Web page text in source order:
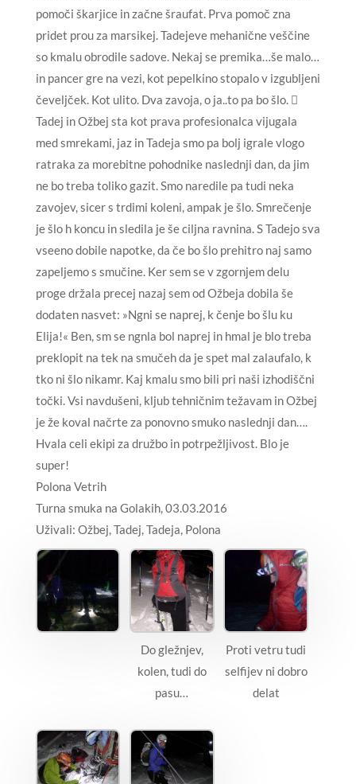
pomoči škarjice in začne šraufat. Prva pomoč zna
pridet prou za marsikej. Tadejeve mehanične veščine
so kmalu obrodile sadove. Nekaj se premika…še malo…
in pancer gre na vezi, kot pepelkino stopalo v izgubljeni
čeveljček. Kot ulito. Dva zavoja, o ja..to pa bo šlo. 
Tadej in Ožbej sta kot prava profesionalca vijugala
med smrekami, jaz in Tadeja smo pa bolj igrale vlogo
ratraka za morebitne pohodnike naslednji dan, da jim
ne bo treba toliko gazit. Smo naredile pa tudi neka
zavojev, sicer s trdimi koleni, ampak je šlo. Smrečenje
je šlo h koncu in sledila je še ciljna ravnina. S Tadejo sva
vseeno dobile napotke, da če bo šlo prehitro naj samo
zapeljemo s smučine. Ker sem se v zgornjem delu
proge držala precej nazaj sem od Ožbeja dobila še
dodaten nasvet: »Ngni se naprej, k čenje bo šlu ku
Elija!« Ben, sm se ngnla bol naprej in hmal je blo treba
preklopit na tek na smučeh da je spet mal zalaufalo, k
tko ni šlo nikamr. Kaj kmalu smo bili pri naši izhodiščni
točki. Vsi navdušeni, kljub tehničnim težavam in Ožbej
je že koval načrte za ponovno smuko naslednji dan….
Hvala celi ekipi za družbo in potrpežljivost. Blo je
super!
Polona Vetrih
Turna smuka na Golakih, 03.03.2016
Uživali: Ožbej, Tadej, Tadeja, Polona
Do gležnjev,
kolen, tudi do
pasu…
Proti vetru tudi
selfijev ni dobro
delat